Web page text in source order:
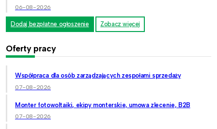
06-08-2026
Dodaj bezpłatne ogłoszenie Zobacz więcej
Oferty pracy
Współpraca dla osób zarządzających zespołami sprzedaży
07-08-2026
Monter fotowoltaiki, ekipy monterskie, umowa zlecenie, B2B
07-08-2026